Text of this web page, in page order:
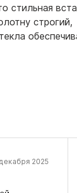
2025
строгий,